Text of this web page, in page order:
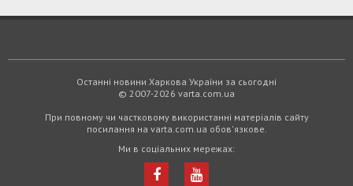
Останні новини Харкова України за сьогодні
© 2007-2026 varta.com.ua
При повному чи частковому використанні матеріалів сайту
посилання на varta.com.ua обов'язкове.
Ми в соціальних мережах: